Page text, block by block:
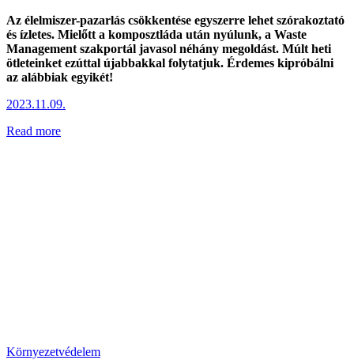
Az élelmiszer-pazarlás csökkentése egyszerre lehet szórakoztató
és ízletes. Mielőtt a komposztláda után nyúlunk, a Waste
Management szakportál javasol néhány megoldást. Múlt heti
ötleteinket ezúttal újabbakkal folytatjuk. Érdemes kipróbálni
az alábbiak egyikét!
2023.11.09.
Read more
Környezetvédelem